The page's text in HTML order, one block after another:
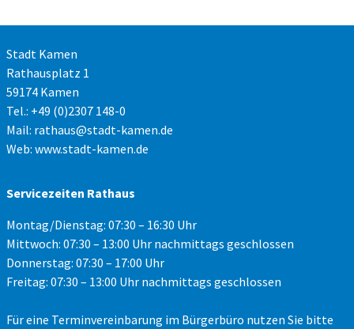
Stadt Kamen
Rathausplatz 1
59174 Kamen
Tel.: +49 (0)2307 148-0
Mail: rathaus@stadt-kamen.de
Web: www.stadt-kamen.de
Servicezeiten Rathaus
Montag/Dienstag: 07:30 – 16:30 Uhr
Mittwoch: 07:30 – 13:00 Uhr nachmittags geschlossen
Donnerstag: 07:30 – 17:00 Uhr
Freitag: 07:30 – 13:00 Uhr nachmittags geschlossen
Für eine Terminvereinbarung im Bürgerbüro nutzen Sie bitte